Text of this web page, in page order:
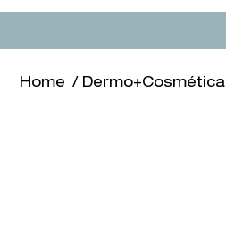
Dermo+Cosmética